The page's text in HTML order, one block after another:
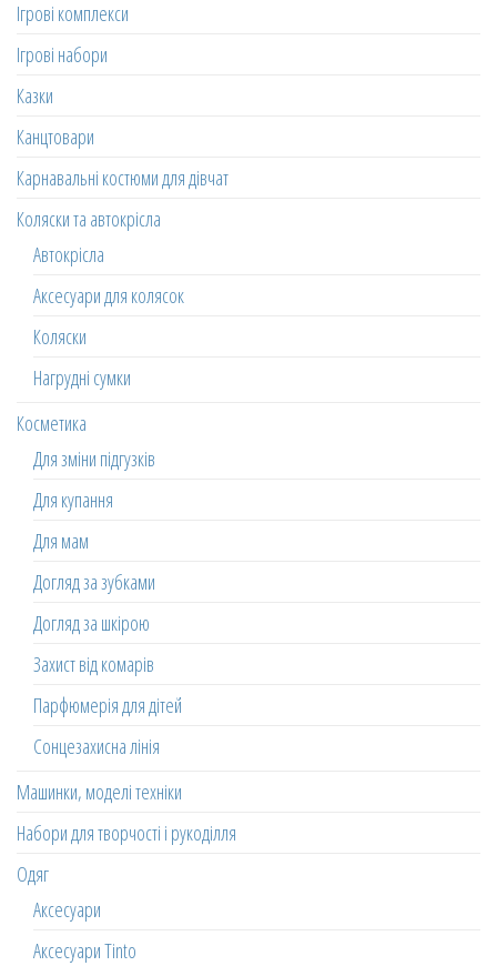
Ігрові комплекси
Ігрові набори
Казки
Канцтовари
Карнавальні костюми для дівчат
Коляски та автокрісла
Автокрісла
Аксесуари для колясок
Коляски
Нагрудні сумки
Косметика
Для зміни підгузків
Для купання
Для мам
Догляд за зубками
Догляд за шкірою
Захист від комарів
Парфюмерія для дітей
Сонцезахисна лінія
Машинки, моделі техніки
Набори для творчості і рукоділля
Одяг
Аксесуари
Аксесуари Tinto